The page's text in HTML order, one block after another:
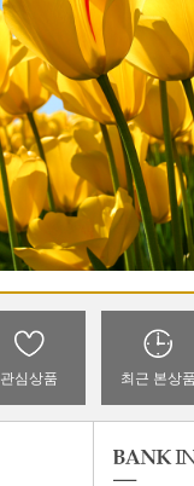
관심상품 최근 본상품